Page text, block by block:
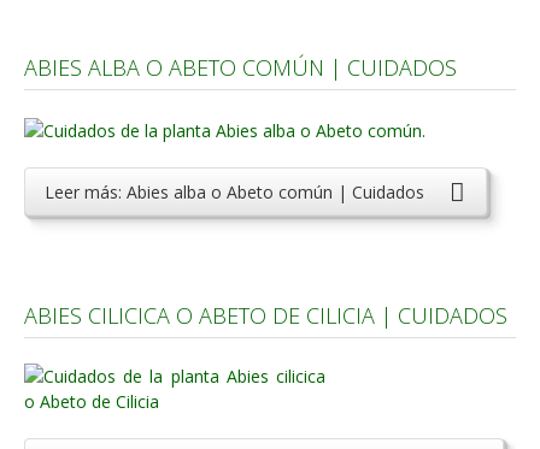
ABIES ALBA O ABETO COMÚN | CUIDADOS
Leer más: Abies alba o Abeto común | Cuidados
ABIES CILICICA O ABETO DE CILICIA | CUIDADOS